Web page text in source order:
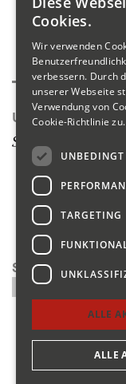
Shop
Unsere Seiten
Suchen
Menzihuus,
+41 (0)55
Cookies.
Wir verwenden
verbessern. Durch
unserer Webseite
Verwendung von
Cookie-Richtlinie zu.
UNBEDINGT
TARGETING
ALLE
ALLE